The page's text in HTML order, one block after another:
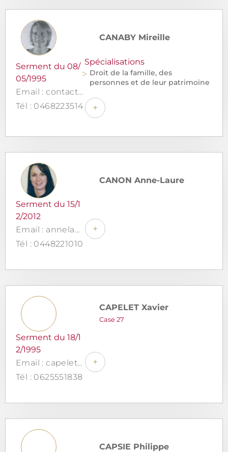
CANABY Mireille
Serment du 08/
05/1995
Email : contact@canabyavocat.fr
Tél : 0468223514
Spécialisations
Droit de la famille, des
personnes et de leur patrimoine
+
CANON Anne-Laure
Serment du 15/1
2/2012
Email : annelaurecanon.avocat@gmail.com
Tél : 0448221010
+
CAPELET Xavier
Case 27
Serment du 18/1
2/1995
Email : capeletx@aol.com
Tél : 0625551838
+
CAPSIE Philippe